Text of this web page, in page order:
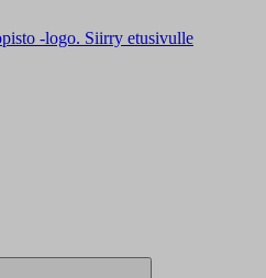
Siirry etusivulle